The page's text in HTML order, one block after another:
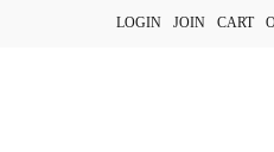
LOGIN JOIN CART